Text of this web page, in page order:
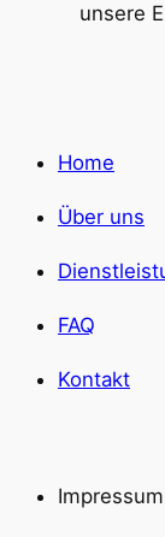
unsere
Home
Über uns
FAQ
Kontakt
Impressum